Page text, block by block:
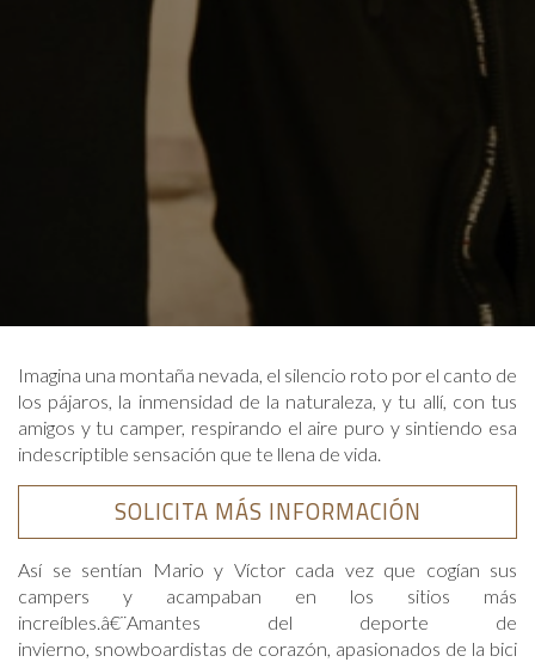
Imagina una montaña nevada, el silencio roto por el canto de
los pájaros, la inmensidad de la naturaleza, y tu allí, con tus
amigos y tu camper, respirando el aire puro y sintiendo esa
indescriptible sensación que te llena de vida.
SOLICITA MÁS INFORMACIÓN
Así se sentían Mario y Víctor cada vez que cogían sus
campers y acampaban en los sitios más
increíbles.â€¨Amantes del deporte de
invierno, snowboardistas de corazón, apasionados de la bici